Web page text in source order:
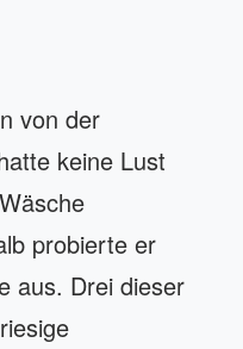
von der
keine Lust
probierte er
aus. Drei dieser